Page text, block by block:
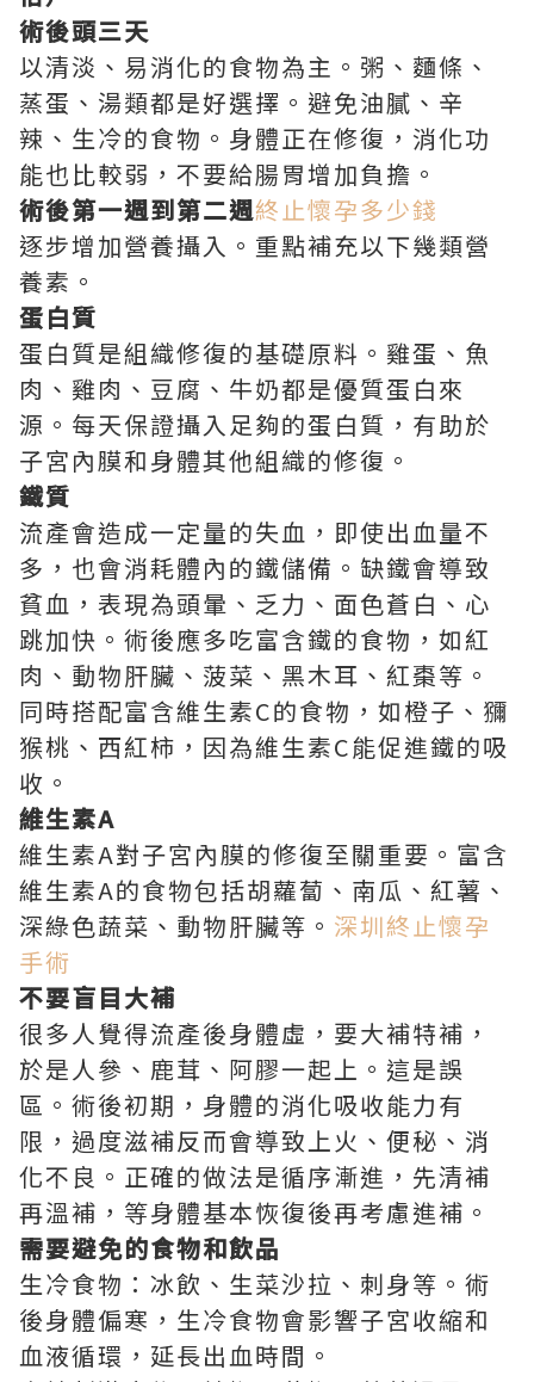
術後頭三天
以清淡、易消化的食物為主。粥、麵條、
蒸蛋、湯類都是好選擇。避免油膩、辛
辣、生冷的食物。身體正在修復，消化功
能也比較弱，不要給腸胃增加負擔。
術後第一週到第二週終止懷孕多少錢
逐步增加營養攝入。重點補充以下幾類營
養素。
蛋白質
蛋白質是組織修復的基礎原料。雞蛋、魚
肉、雞肉、豆腐、牛奶都是優質蛋白來
源。每天保證攝入足夠的蛋白質，有助於
子宮內膜和身體其他組織的修復。
鐵質
流產會造成一定量的失血，即使出血量不
多，也會消耗體內的鐵儲備。缺鐵會導致
貧血，表現為頭暈、乏力、面色蒼白、心
跳加快。術後應多吃富含鐵的食物，如紅
肉、動物肝臟、菠菜、黑木耳、紅棗等。
同時搭配富含維生素C的食物，如橙子、獼
猴桃、西紅柿，因為維生素C能促進鐵的吸
收。
維生素A
維生素A對子宮內膜的修復至關重要。富含
維生素A的食物包括胡蘿蔔、南瓜、紅薯、
深綠色蔬菜、動物肝臟等。 深圳終止懷孕
手術
不要盲目大補
很多人覺得流產後身體虛，要大補特補，
於是人參、鹿茸、阿膠一起上。這是誤
區。術後初期，身體的消化吸收能力有
限，過度滋補反而會導致上火、便秘、消
化不良。正確的做法是循序漸進，先清補
再溫補，等身體基本恢復後再考慮進補。
需要避免的食物和飲品
生冷食物：冰飲、生菜沙拉、刺身等。術
後身體偏寒，生冷食物會影響子宮收縮和
血液循環，延長出血時間。